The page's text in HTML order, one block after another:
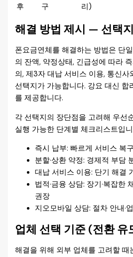
후
구
리)
해결 방법 제시 — 선택
폰요금연체를 해결하는 방법은 단
의 잔액, 약정상태, 긴급성에 따라
의, 제3자 대납 서비스 이용, 통신사
선택지가 가능합니다. 강요 대신 합
를 제공합니다.
각 선택지의 장단점을 고려해 우선
실행 가능한 단계별 체크리스트입
즉시 납부: 빠르게 서비스 복
분할·상환 약정: 경제적 부담
대납 서비스 이용: 단기 해결
법적·금융 상담: 장기·복잡한
권장
지오모바일 상담: 절차 안내·
업체 선택 기준 (전환 유
해결을 위해 외부 업체를 고려할 때